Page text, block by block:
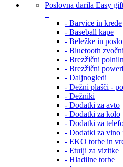
Poslovna darila Easy
+
- Barvice in krede
- Baseball kape
- Beležke in
- Bluetooth
- Brezžični
- Brezžični
- Daljnogledi
- Dežni plašči -
- Dežniki
- Dodatki za avto
- Dodatki za kolo
- Dodatki za
- Dodatki za vino
- EKO torbe in
- Etuiji za vizitke
- Hladilne torbe